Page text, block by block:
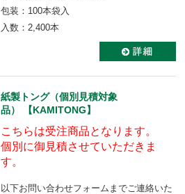
包装：100本袋入
入数：2,400本
紙製トング（個別見積対象
品） 【KAMITONG】
こちらは受注商品となります。
個別に御見積させていただきま
す。
以下お問い合わせフォームまでご連絡いた